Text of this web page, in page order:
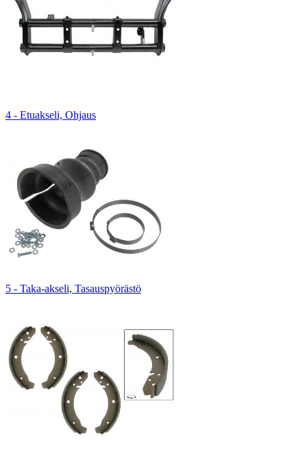
4 - Etuakseli, Ohjaus
5 - Taka-akseli, Tasauspyörästö